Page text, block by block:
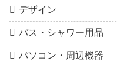
デザイン
バス・シャワー用品
パソコン・周辺機器